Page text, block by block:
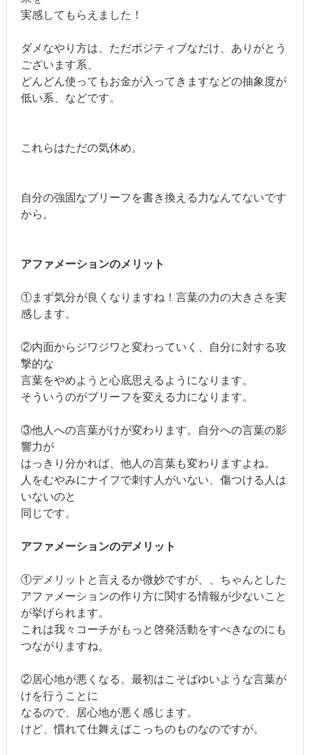
実感してもらえました！
ダメなやり方は、ただポジティブなだけ、ありがとう
ございます系、
どんどん使ってもお金が入ってきますなどの抽象度が
低い系、などです。
これらはただの気休め。
自分の強固なブリーフを書き換える力なんてないです
から。
アファメーションのメリット
①まず気分が良くなりますね！言葉の力の大きさを実
感します。
②内面からジワジワと変わっていく、自分に対する攻
撃的な
言葉をやめようと心底思えるようになります。
そういうのがブリーフを変える力になります。
③他人への言葉がけが変わります。自分への言葉の影
響力が
はっきり分かれば、他人の言葉も変わりますよね。
人をむやみにナイフで刺す人がいない、傷つける人は
いないのと
同じです。
アファメーションのデメリット
①デメリットと言えるか微妙ですが、、ちゃんとした
アファメーションの作り方に関する情報が少ないこと
が挙げられます。
これは我々コーチがもっと啓発活動をすべきなのにも
つながりますね。
②居心地が悪くなる。最初はこそばゆいような言葉が
けを行うことに
なるので、居心地が悪く感じます。
けど、慣れて仕舞えばこっちのものなのですが。